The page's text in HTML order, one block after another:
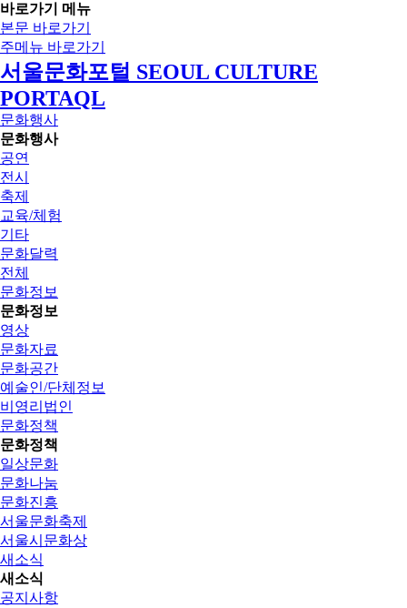
바로가기 메뉴
본문 바로가기
주메뉴 바로가기
서울문화포털 SEOUL CULTURE
PORTAQL
문화행사
문화행사
공연
전시
축제
교육/체험
기타
문화달력
전체
문화정보
문화정보
영상
문화자료
문화공간
예술인/단체정보
비영리법인
문화정책
문화정책
일상문화
문화나눔
문화진흥
서울문화축제
서울시문화상
새소식
새소식
공지사항